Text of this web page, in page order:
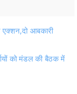
एक्शन,दो आबकारी
को मंडल की बैठक में